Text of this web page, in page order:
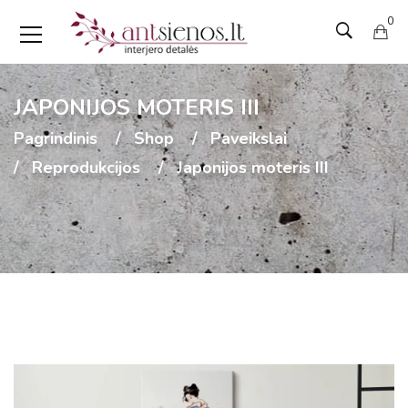
0
JAPONIJOS MOTERIS III
Pagrindinis Shop
Paveikslai
Reprodukcijos
Japonijos moteris III